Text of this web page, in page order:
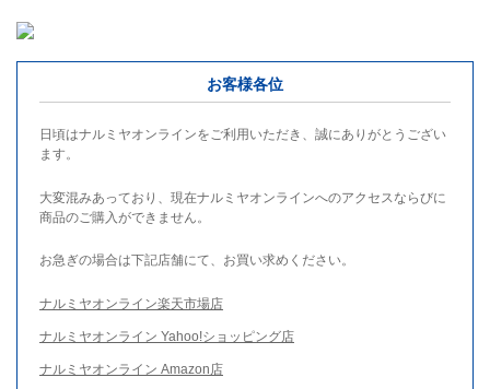
お客様各位
日頃はナルミヤオンラインをご利用いただき、誠にありがとうござい
ます。
大変混みあっており、現在ナルミヤオンラインへのアクセスならびに
商品のご購入ができません。
お急ぎの場合は下記店舗にて、お買い求めください。
ナルミヤオンライン楽天市場店
ナルミヤオンライン Yahoo!ショッピング店
ナルミヤオンライン Amazon店